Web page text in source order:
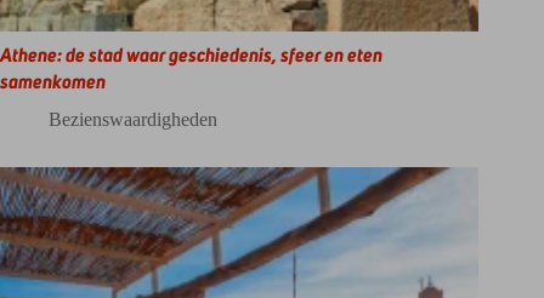
Athene: de stad waar geschiedenis, sfeer en eten
samenkomen
Bezienswaardigheden